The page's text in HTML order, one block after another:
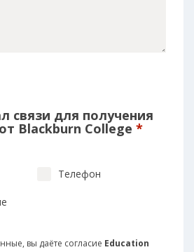
связи для получения
Blackburn College *
Телефон
вы даёте согласие Education